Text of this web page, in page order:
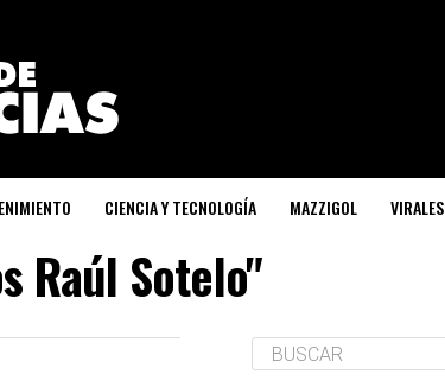
CIENCIA Y TECNOLOGÍA MAZZIGOL VIRALES
Raúl Sotelo"